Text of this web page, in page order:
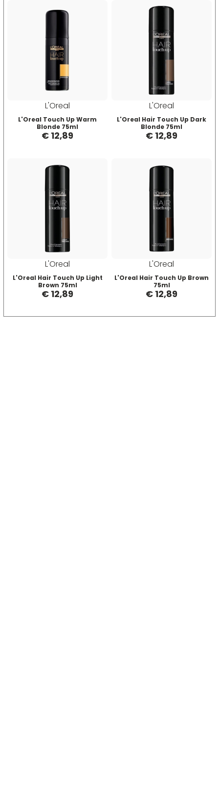
Protoplasmina
Puring
S
SCHWARZKOPF
Selective
Structura
Suavecito
Susan Darnell
T-U-V
Taboga Scents
TANGLE TEEZER
Technique
Tecnofilati
TecnoTurbo
L'Oreal
L'Oreal Touch Up Warm
Blonde 75ml
€ 12,89
L'Oreal
L'Oreal Hair Touch Up Dark
Blonde 75ml
€ 12,89
L'Oreal
L'Oreal Hair Touch Up Light
Brown 75ml
€ 12,89
L'Oreal
L'Oreal Hair Touch Up Brown
75ml
€ 12,89